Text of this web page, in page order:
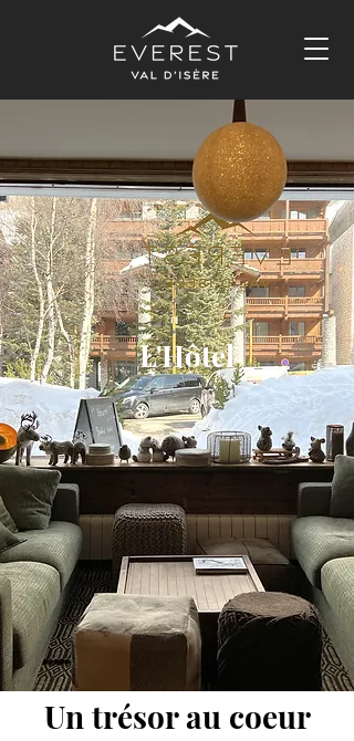
L'Hôtel
Un trésor au coeur